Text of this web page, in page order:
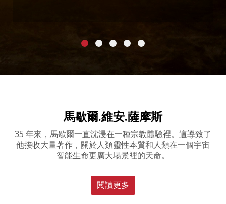
馬歇爾.維安.薩摩斯
35 年來，馬歇爾一直沈浸在一種宗教體驗裡。這導致了
他接收大量著作，關於人類靈性本質和人類在一個宇宙
智能生命更廣大場景裡的天命。
閱讀更多